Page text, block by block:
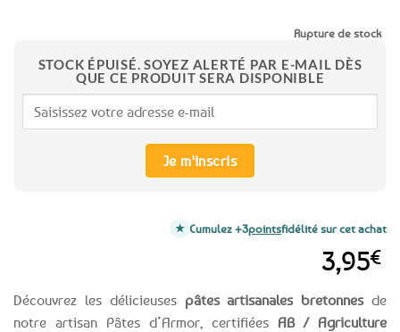
Découvrez les délicieusespâtes artisanales bretonnesde
notre artisan Pâtes d’Armor, certifiées AB / Agriculture
3,95€
Rupture de stock
STOCK ÉPUISÉ. SOYEZ ALERTÉ PAR E-MAIL DÈS
QUE CE PRODUIT SERA DISPONIBLE
Je m'inscris
Cumulez +3pointsfidélité sur cet achat